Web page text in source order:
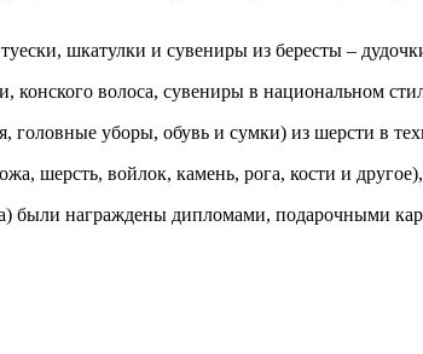
шкатулки и сувениры из бересты –
конского волоса, сувениры в национальном
головные уборы, обувь и сумки) из шерсти в
шерсть, войлок, камень, рога, кости и
были награждены дипломами, подарочными